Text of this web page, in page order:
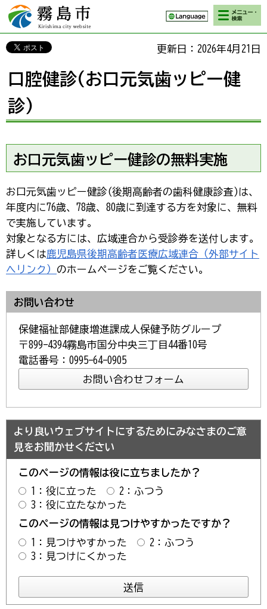
霧島市 Kirishima
city website
検索・メニ
ュー
更新日：2026年4月21日
口腔健診(お口元気歯ッピー健
診)
お口元気歯ッピー健診の無料実施
お口元気歯ッピー健診(後期高齢者の歯科健康診査)は、
年度内に76歳、78歳、80歳に到達する方を対象に、無料
で実施しています。
対象となる方には、広域連合から受診券を送付します。
詳しくは鹿児島県後期高齢者医療広域連合（外部サイト
へリンク） のホームページをご覧ください。
お問い合わせ
保健福祉部健康増進課成人保健予防グループ
〒899-4394霧島市国分中央三丁目44番10号
電話番号：0995-64-0905
より良いウェブサイトにするためにみなさまのご意
見をお聞かせください
このページの情報は役に立ちましたか？
1：役に立った
2：ふつう
3：役に立たなかった
このページの情報は見つけやすかったですか？
1：見つけやすかった
2：ふつう
3：見つけにくかった